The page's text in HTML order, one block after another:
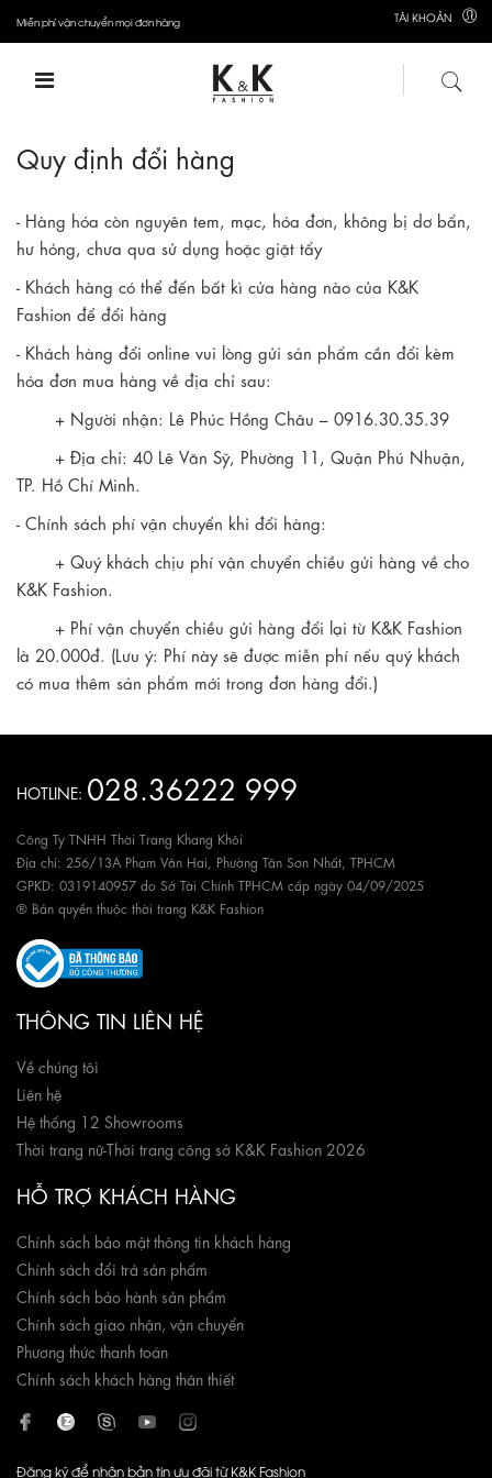
Miễn phí vận chuyển mọi đơn hàng TÀI KHOẢN
Quy định đổi hàng
- Hàng hóa còn nguyên tem, mạc, hóa đơn, không bị dơ bẩn,
hư hỏng, chưa qua sử dụng hoặc giặt tẩy
- Khách hàng có thể đến bất kì cửa hàng nào của K&K
Fashion để đổi hàng
- Khách hàng đổi online vui lòng gửi sản phẩm cần đổi kèm
hóa đơn mua hàng về địa chỉ sau:
+ Người nhận: Lê Phúc Hồng Châu – 0916.30.35.39
+ Địa chỉ: 40 Lê Văn Sỹ, Phường 11, Quận Phú Nhuận,
TP. Hồ Chí Minh.
- Chính sách phí vận chuyển khi đổi hàng:
+ Quý khách chịu phí vận chuyển chiều gửi hàng về cho
K&K Fashion.
+ Phí vận chuyển chiều gửi hàng đổi lại từ K&K Fashion
là 20.000đ. (Lưu ý: Phí này sẽ được miễn phí nếu quý khách
có mua thêm sản phẩm mới trong đơn hàng đổi.)
HOTLINE: 028.36222 999
Công Ty TNHH Thời Trang Khang Khôi
Địa chỉ: 256/13A Phạm Văn Hai, Phường Tân Sơn Nhất, TPHCM
GPKD: 0319140957 do Sở Tài Chính TPHCM cấp ngày 04/09/2025
® Bản quyền thuộc thời trang K&K Fashion
THÔNG TIN LIÊN HỆ
Về chúng tôi
Liên hệ
Hệ thống 12 Showrooms
Thời trang nữ-Thời trang công sở K&K Fashion 2026
HỖ TRỢ KHÁCH HÀNG
Chính sách bảo mật thông tin khách hàng
Chính sách đổi trả sản phẩm
Chính sách bảo hành sản phẩm
Chính sách giao nhận, vận chuyển
Phương thức thanh toán
Chính sách khách hàng thân thiết
Đăng ký để nhận bản tin ưu đãi từ K&K Fashion